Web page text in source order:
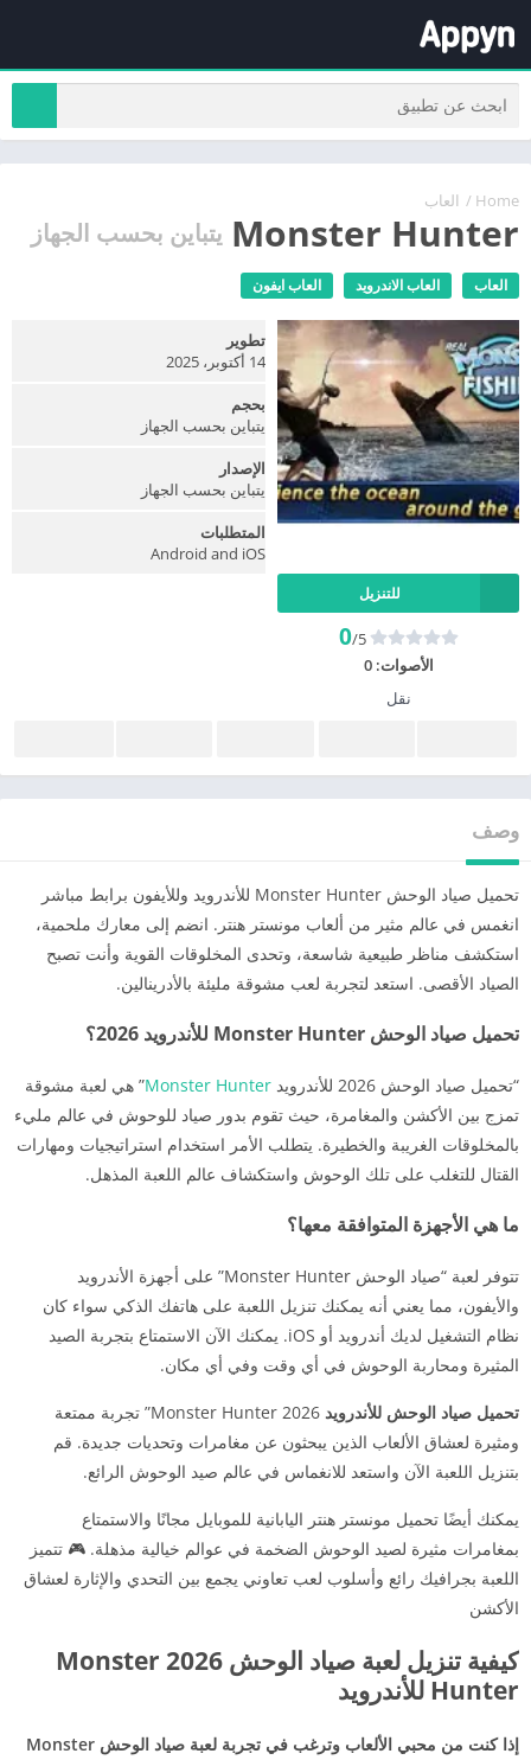
Home
/ العاب
Monster Hunter يتباين بحسب الجهاز
العاب العاب الاندرويد العاب ايفون
للتنزيل
0/5
الأصوات:0
نقل
تطوير
14 أكتوبر، 2025
بحجم
يتباين بحسب الجهاز
الإصدار
يتباين بحسب الجهاز
المتطلبات
Android and iOS
وصف
تحميل صياد الوحش Monster Hunter للأندرويد وللأيفون برابط مباشر
انغمس في عالم مثير من ألعاب مونستر هنتر. انضم إلى معارك ملحمية،
استكشف مناظر طبيعية شاسعة، وتحدى المخلوقات القوية وأنت تصبح
الصياد الأقصى. استعد لتجربة لعب مشوقة مليئة بالأدرينالين.
تحميل صياد الوحش Monster Hunter للأندرويد 2026؟
“تحميل صياد الوحش 2026 للأندرويد
” هي لعبة مشوقة
تمزج بين الأكشن والمغامرة، حيث تقوم بدور صياد للوحوش في عالم مليء
بالمخلوقات الغريبة والخطيرة. يتطلب الأمر استخدام استراتيجيات ومهارات
القتال للتغلب على تلك الوحوش واستكشاف عالم اللعبة المذهل.
ما هي الأجهزة المتوافقة معها؟
تتوفر لعبة “صياد الوحش Monster Hunter” على أجهزة الأندرويد
والأيفون، مما يعني أنه يمكنك تنزيل اللعبة على هاتفك الذكي سواء كان
نظام التشغيل لديك أندرويد أو iOS. يمكنك الآن الاستمتاع بتجربة الصيد
المثيرة ومحاربة الوحوش في أي وقت وفي أي مكان.
تحميل صياد الوحش للأندرويد
2026 Monster Hunter” تجربة ممتعة
ومثيرة لعشاق الألعاب الذين يبحثون عن مغامرات وتحديات جديدة. قم
بتنزيل اللعبة الآن واستعد للانغماس في عالم صيد الوحوش الرائع.
يمكنك أيضًا تحميل مونستر هنتر اليابانية للموبايل مجانًا والاستمتاع
بمغامرات مثيرة لصيد الوحوش الضخمة في عوالم خيالية مذهلة. 🎮 تتميز
اللعبة بجرافيك رائع وأسلوب لعب تعاوني يجمع بين التحدي والإثارة لعشاق
الأكشن
كيفية تنزيل لعبة صياد الوحش 2026 Monster
Hunter للأندرويد
إذا كنت من محبي الألعاب وترغب في تجربة لعبة صياد الوحش Monster